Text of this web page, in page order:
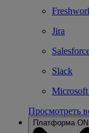
Jira
Slack
Microsoft
Просмотреть
Платформа